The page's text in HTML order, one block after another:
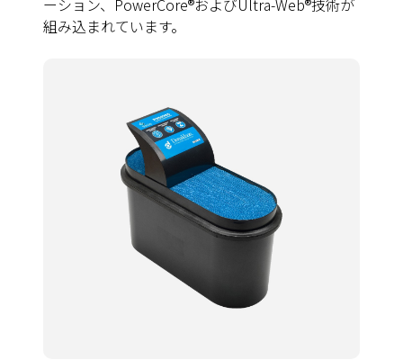
ーション、PowerCore®およびUltra-Web®技術が
組み込まれています。